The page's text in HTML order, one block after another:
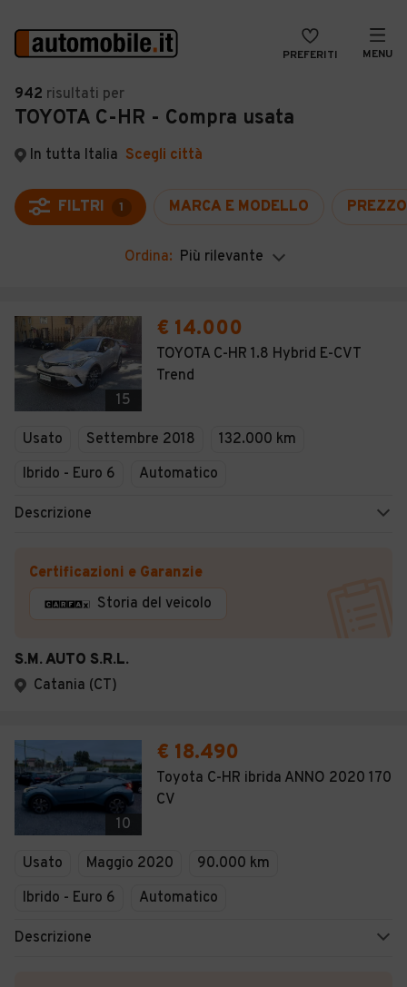
PREFERITI MENU
Auto
Auto usate
Auto Km 0
Auto Nuove
Noleggio a lungo termine
Moto
Camper
Veicoli Commerciali
VENDI
MAGAZINE
ACCEDI
942 risultati per
TOYOTA C-HR - Compra usata
In tutta Italia Scegli città
FILTRI 1 MARCA E MODELLO PREZZO
Ordina: Più rilevante
15
€ 14.000
TOYOTA C-HR 1.8 Hybrid E-CVT
Trend
Usato Settembre 2018
132.000 km
Ibrido - Euro 6
Automatico
Descrizione
Certificazioni e Garanzie
Storia del veicolo
S.M. AUTO S.R.L.
Catania (CT)
10
€ 18.490
Toyota C-HR ibrida ANNO 2020 170
CV
Usato Maggio 2020
90.000 km
Ibrido - Euro 6
Automatico
Descrizione